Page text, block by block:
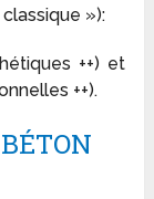
»):
++) et
++).